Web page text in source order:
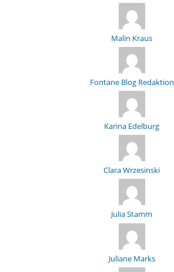
Malin Kraus
Fontane Blog Redaktion
Karina Edelburg
Clara Wrzesinski
Julia Stamm
Juliane Marks